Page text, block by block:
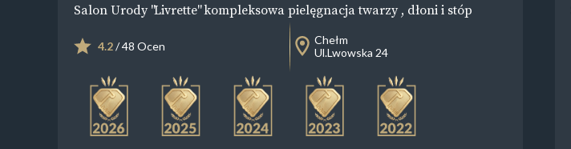
Salon Urody "Livrette" kompleksowa pielęgnacja twarzy , dłoni i stóp
4.2/ 48 Ocen
Chełm
Ul.Lwowska 24